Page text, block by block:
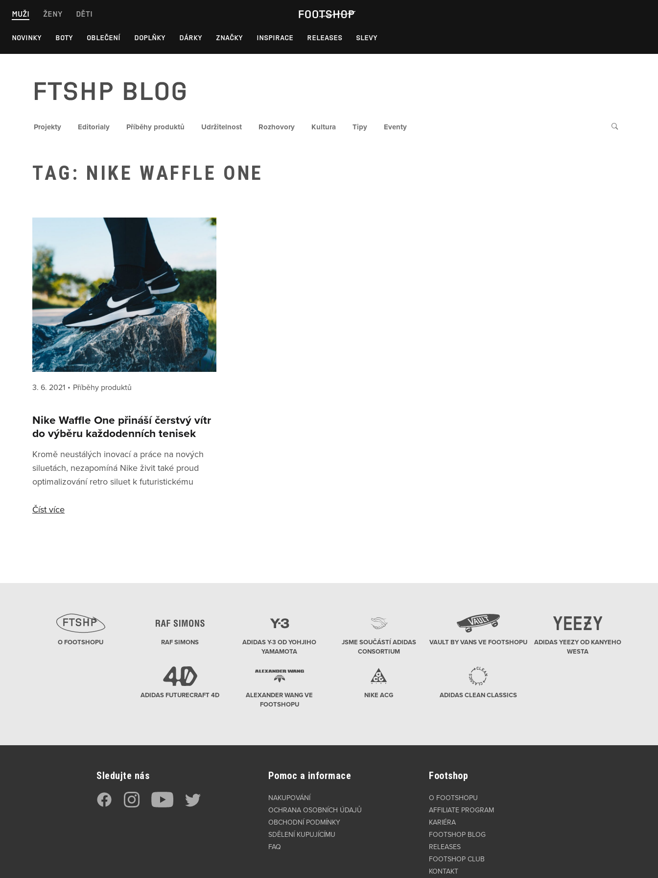
MUŽI ŽENY DĚTI
NOVINKY BOTY OBLEČENÍ DOPLŇKY DÁRKY ZNAČKY INSPIRACE RELEASES SLEVY
FTSHP blog
Projekty Editorialy Příběhy produktů Udržitelnost Rozhovory Kultura Tipy Eventy
TAG: NIKE WAFFLE ONE
Posted
3. 6. 2021 Categories
Příběhy produktů
Nike Waffle One přináší čerstvý vítr
do výběru každodenních tenisek
Kromě neustálých inovací a práce na nových
siluetách, nezapomíná Nike živit také proud
optimalizování retro siluet k futuristickému
myšlenkového směru je i letošní release siluety
Trainer, z ně
Číst více
O FOOTSHOPU RAF SIMONS
ADIDAS Y-3 OD YOHJIHO
YAMAMOTA
JSME SOUČÁSTÍ ADIDAS
CONSORTIUM
VAULT BY VANS VE FOOTSHOPU
ADIDAS YEEZY OD KANYEHO
WESTA
ADIDAS FUTURECRAFT 4D
ALEXANDER WANG VE
FOOTSHOPU
NIKE ACG ADIDAS CLEAN CLASSICS
Sledujte nás Pomoc a informace
NAKUPOVÁNÍ
OCHRANA OSOBNÍCH ÚDAJŮ
OBCHODNÍ PODMÍNKY
SDĚLENÍ KUPUJÍCÍMU
FAQ
Footshop
O FOOTSHOPU
AFFILIATE PROGRAM
KARIÉRA
FOOTSHOP BLOG
RELEASES
FOOTSHOP CLUB
KONTAKT